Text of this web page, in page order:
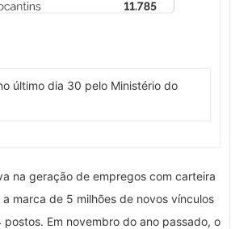
último dia 30 pelo Ministério do
na geração de empregos com carteira
marca de 5 milhões de novos vínculos
Em novembro do ano passado, o